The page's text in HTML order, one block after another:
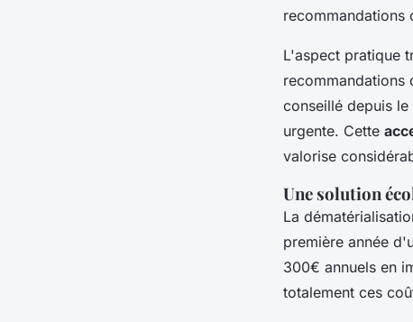
recommandations
L'aspect pratique
recommandations
conseillé depuis
urgente. Cette
valorise
Une solution
La
première année
300€ annuels en
totalement ces